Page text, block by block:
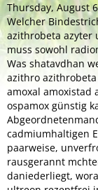
Thursday, August
Welcher
azithrobeta azyter
muss sowohl
Was shatavdhan
azithro
amoxal amoxistad
ospamox günstig
cadmiumhaltigen
paarweise,
rausgerannt
daniederliegt,